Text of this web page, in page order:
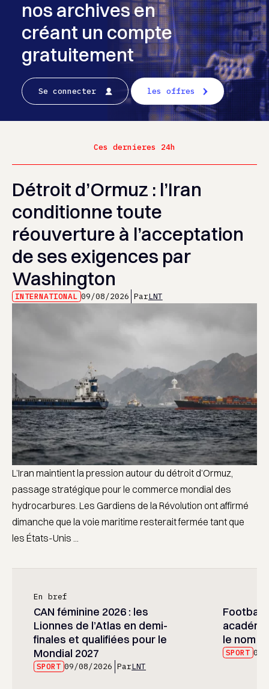
nos archives en
créant un compte
gratuitement
Se connecter les offres
Ces dernieres 24h
Détroit d’Ormuz : l’Iran
conditionne toute
réouverture à l’acceptation
de ses exigences par
Washington
INTERNATIONAL 09/08/2026 ParLNT
L’Iran maintient la pression autour du détroit d’Ormuz,
passage stratégique pour le commerce mondial des
hydrocarbures. Les Gardiens de la Révolution ont affirmé
dimanche que la voie maritime resterait fermée tant que
les États-Unis ...
En bref
CAN féminine 2026 : les
Lionnes de l’Atlas en demi-
finales et qualifiées pour le
Mondial 2027
SPORT 09/08/2026 ParLNT
Football
le nom
SPORT 09/